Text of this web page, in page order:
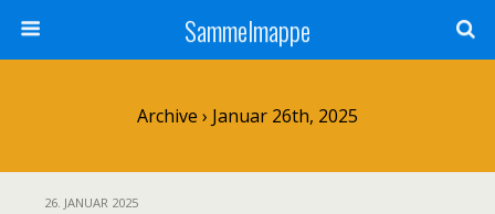
Sammelmappe
Archive › Januar 26th, 2025
26. JANUAR 2025